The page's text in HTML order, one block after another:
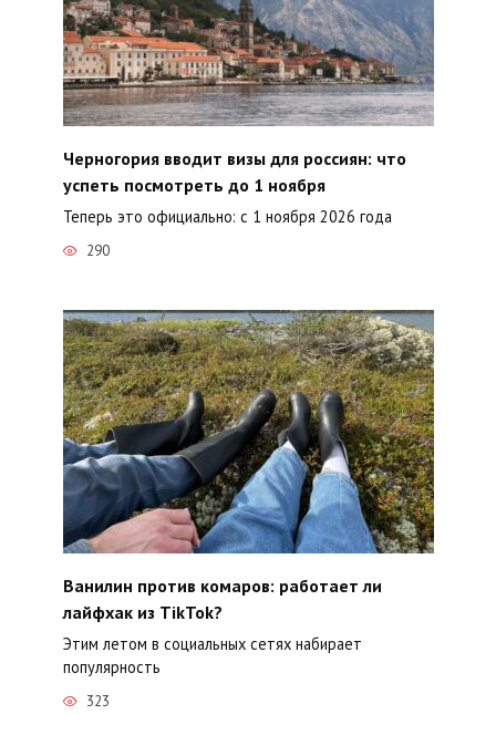
Черногория вводит визы для россиян: что
успеть посмотреть до 1 ноября
Теперь это официально: с 1 ноября 2026 года
290
Ванилин против комаров: работает ли
лайфхак из TikTok?
Этим летом в социальных сетях набирает
популярность
323